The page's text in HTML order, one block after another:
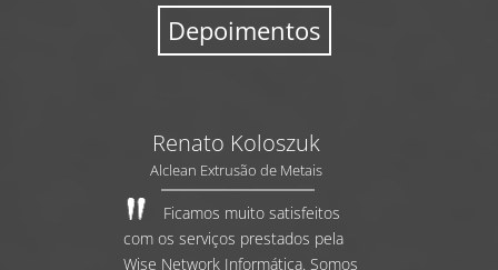
Depoimentos
Renato Koloszuk
Alclean Extrusão de Metais
Ficamos muito satisfeitos
com os serviços prestados pela
Wise Network Informática. Somos